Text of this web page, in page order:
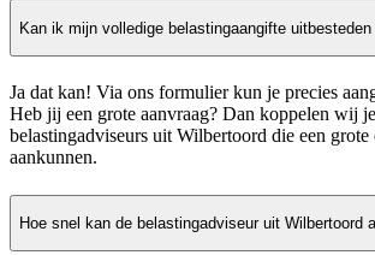
Kan ik mijn volledige belastingaangifte
Ja dat kan! Via ons formulier kun je precies
Heb jij een grote aanvraag? Dan koppelen wij
belastingadviseurs uit Wilbertoord die een
aankunnen.
Hoe snel kan de belastingadviseur uit Wilbertoord